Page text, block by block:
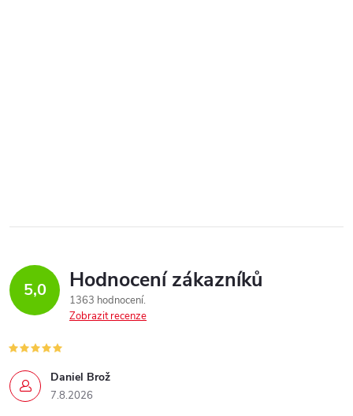
5,0 Hodnocení zákazníků
1363 hodnocení
Zobrazit recenze
Daniel Brož
7.8.2026